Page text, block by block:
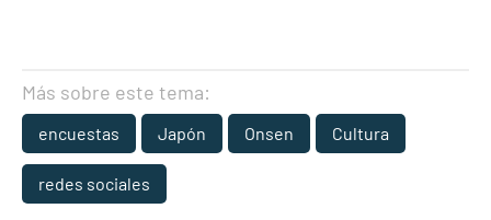
Más sobre este tema:
encuestas Japón Onsen Cultura
redes sociales